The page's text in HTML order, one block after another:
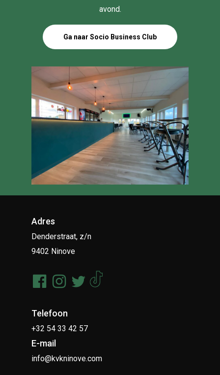
avond.
Ga naar Socio Business Club
Adres
Denderstraat, z/n
9402 Ninove
Telefoon
+32 54 33 42 57
E-mail
info@kvkninove.com